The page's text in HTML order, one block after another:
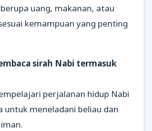
uang, makanan, atau
kemampuan yang penting
sirah Nabi termasuk
perjalanan hidup Nabi
untuk meneladani beliau dan